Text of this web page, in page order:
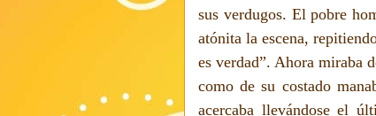
sus verdugos. El pobre
atónita la escena,
es verdad”. Ahora miraba
como de su costado
acercaba llevándose el